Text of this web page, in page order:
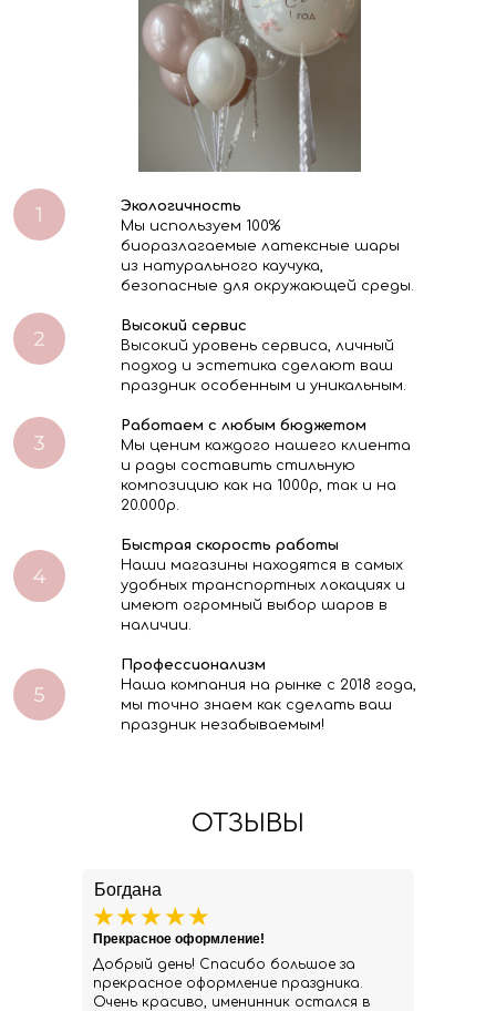
Экологичность
Мы используем 100%
биоразлагаемые латексные шары
из натурального каучука,
безопасные для окружающей среды.
Высокий сервис
Высокий уровень сервиса, личный
подход и эстетика сделают ваш
праздник особенным и уникальным.
Работаем с любым бюджетом
Мы ценим каждого нашего клиента
и рады составить стильную
композицию как на 1000р, так и на
20.000р.
Быстрая скорость работы
Наши магазины находятся в самых
удобных транспортных локациях и
имеют огромный выбор шаров в
наличии.
Профессионализм
Наша компания на рынке с 2018 года,
мы точно знаем как сделать ваш
праздник незабываемым!
ОТЗЫВЫ
Богдана
Добрый день! Спасибо большое за
прекрасное оформление праздника.
Очень красиво, именинник остался в
Прекрасное оформление!